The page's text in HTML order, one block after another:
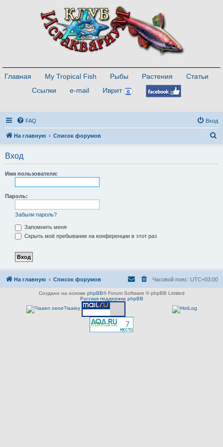
Главная My Tropical Fish Рыбы Растения
Статьи
Ссылки
e-mail Иврит
FAQ Вход
На главную Список форумов
Вход
Имя пользователя:
Пароль:
Забыли пароль?
Запомнить меня
Скрыть моё пребывание на конференции в этот раз
На главную Список форумов Часовой пояс: UTC+03:00
Создано на основе phpBB® Forum Software © phpBB Limited
Русская поддержка phpBB